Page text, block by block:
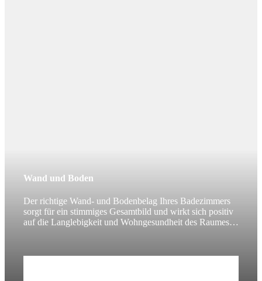
Wand und Boden
Der richtige Wand- und Bodenbelag Ihres Badezimmers
sorgt für ein stimmiges Gesamtbild und wirkt sich positiv
auf die Langlebigkeit und Wohngesundheit des Raumes